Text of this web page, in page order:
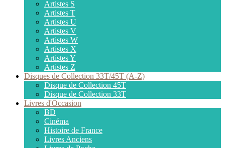
Artistes S
Artistes T
Artistes U
Artistes V
Artistes W
Artistes X
Artistes Y
Artistes Z
Disques de Collection 33T/45T (A-Z)
Disque de Collection 45T
Disque de Collection 33T
Livres d'Occasion
BD
Cinéma
Histoire de France
Livres Anciens